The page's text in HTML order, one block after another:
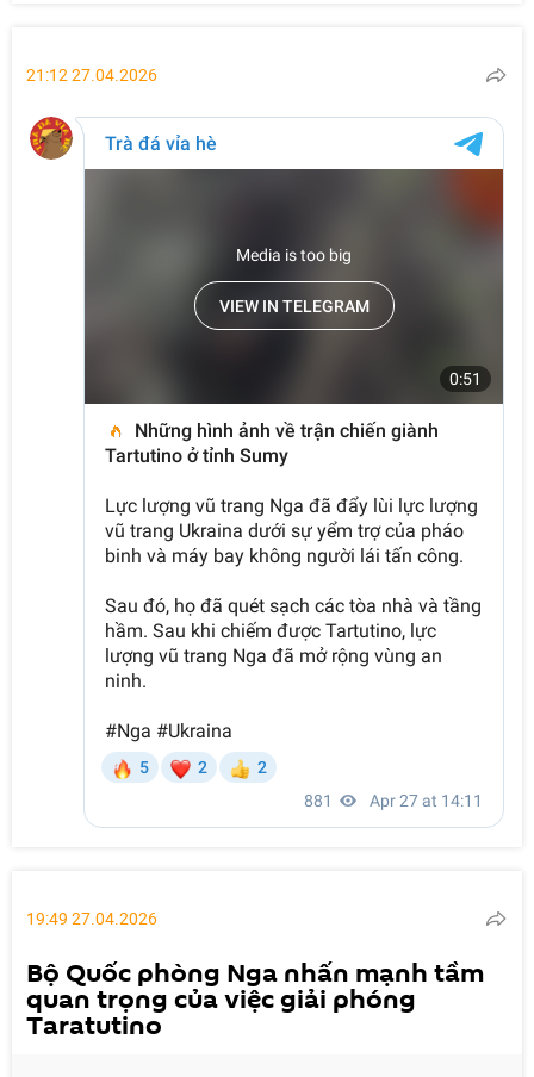
21:12 27.04.2026
19:49 27.04.2026
Bộ Quốc phòng Nga nhấn mạnh tầm
quan trọng của việc giải phóng
Taratutino